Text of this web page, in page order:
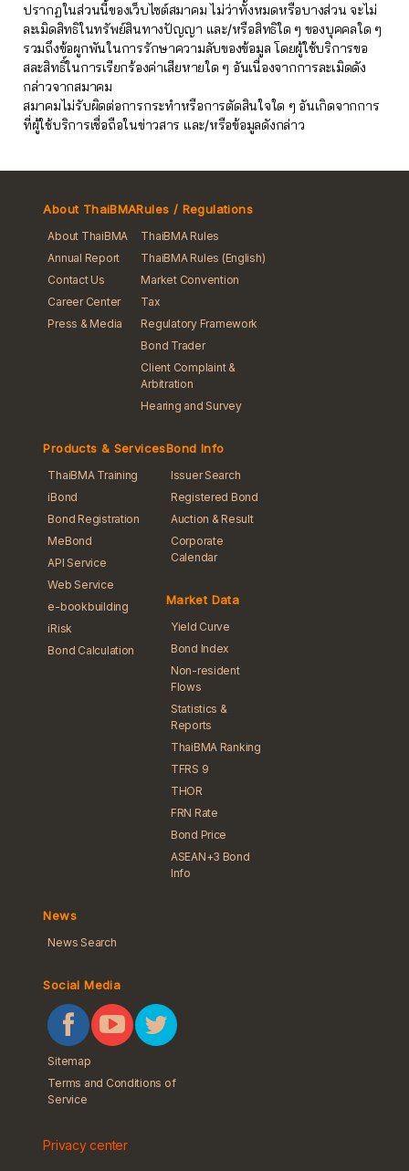
ปรากฏในส่วนนี้ของเว็บไซต์สมาคม ไม่ว่าทั้งหมดหรือบางส่วน จะไม่
ละเมิดสิทธิในทรัพย์สินทางปัญญา และ/หรือสิทธิใด ๆ ของบุคคลใด ๆ
รวมถึงข้อผูกพันในการรักษาความลับของข้อมูล โดยผู้ใช้บริการขอ
สละสิทธิ์ในการเรียกร้องค่าเสียหายใด ๆ อันเนื่องจากการละเมิดดัง
กล่าวจากสมาคม
สมาคมไม่รับผิดต่อการกระทำหรือการตัดสินใจใด ๆ อันเกิดจากการ
ที่ผู้ใช้บริการเชื่อถือในข่าวสาร และ/หรือข้อมูลดังกล่าว
About ThaiBMA
About ThaiBMA
Annual Report
Contact Us
Career Center
Press & Media
Rules / Regulations
ThaiBMA Rules
ThaiBMA Rules (English)
Market Convention
Tax
Regulatory Framework
Bond Trader
Client Complaint &
Arbitration
Hearing and Survey
Products & Services
ThaiBMA Training
iBond
Bond Registration
MeBond
API Service
Web Service
e-bookbuilding
iRisk
Bond Calculation
Bond Info
Issuer Search
Registered Bond
Auction & Result
Corporate
Calendar
Market Data
Yield Curve
Bond Index
Non-resident
Flows
Statistics &
Reports
ThaiBMA Ranking
TFRS 9
THOR
FRN Rate
Bond Price
ASEAN+3 Bond
Info
News
News Search
Social Media
Sitemap
Terms and Conditions of
Service
Privacy center